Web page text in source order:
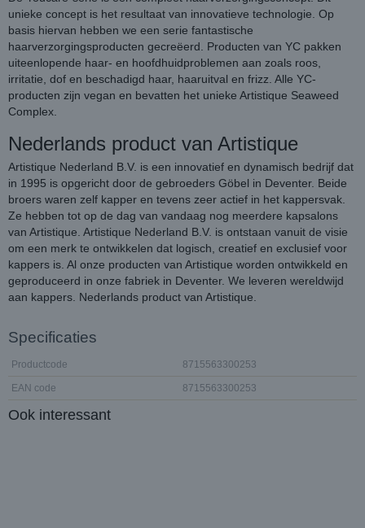
unieke concept is het resultaat van innovatieve technologie. Op
basis hiervan hebben we een serie fantastische
haarverzorgingsproducten gecreëerd. Producten van YC pakken
uiteenlopende haar- en hoofdhuidproblemen aan zoals roos,
irritatie, dof en beschadigd haar, haaruitval en frizz. Alle YC-
producten zijn vegan en bevatten het unieke Artistique Seaweed
Complex.
Nederlands product van Artistique
Artistique Nederland B.V. is een innovatief en dynamisch bedrijf dat
in 1995 is opgericht door de gebroeders Göbel in Deventer. Beide
broers waren zelf kapper en tevens zeer actief in het kappersvak.
Ze hebben tot op de dag van vandaag nog meerdere kapsalons
van Artistique. Artistique Nederland B.V. is ontstaan vanuit de visie
om een merk te ontwikkelen dat logisch, creatief en exclusief voor
kappers is. Al onze producten van Artistique worden ontwikkeld en
geproduceerd in onze fabriek in Deventer. We leveren wereldwijd
aan kappers. Nederlands product van Artistique.
Specificaties
Productcode 8715563300253
EAN code 8715563300253
Ook interessant